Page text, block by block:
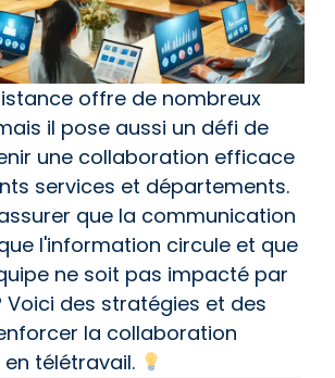
offre de nombreux
il pose aussi un défi de
une collaboration efficace
services et départements.
que la communication
l'information circule et que
ne soit pas impacté par
Voici des stratégies et des
la collaboration
télétravail.